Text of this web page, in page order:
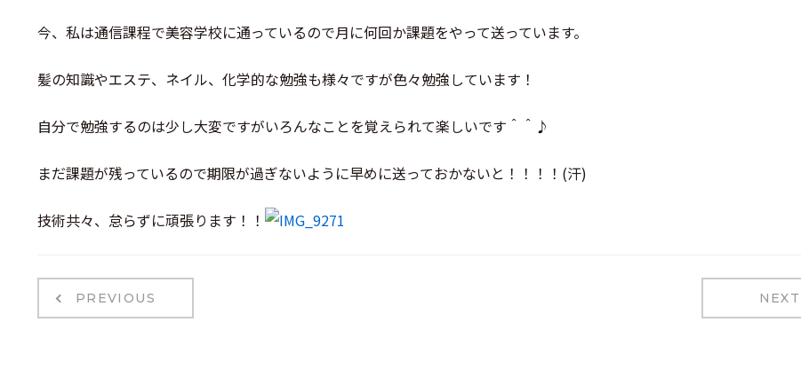
今、私は通信課程で美容学校に通っているので月に何回か課題をやって送っています。
髪の知識やエステ、ネイル、化学的な勉強も様々ですが色々勉強しています！
自分で勉強するのは少し大変ですがいろんなことを覚えられて楽しいです＾＾♪
まだ課題が残っているので期限が過ぎないように早めに送っておかないと！！！！(汗)
技術共々、怠らずに頑張ります！！
PREVIOUS NEXT